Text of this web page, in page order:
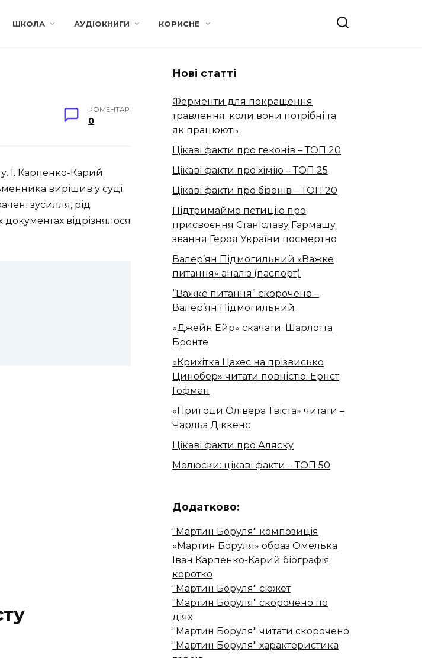
ШКОЛА АУДІОКНИГИ КОРИСНЕ
КОМЕНТАРІ
0
І. Карпенко-Карий
вирішив у суді
зусилля, рід
відрізнялося
Нові статті
Ферменти для покращення
травлення: коли вони потрібні та
як працюють
Цікаві факти про геконів – ТОП 20
Цікаві факти про хімію – ТОП 25
Цікаві факти про бізонів – ТОП 20
Підтримаймо петицію про
присвоєння Станіславу Гармашу
звання Героя України посмертно
Валер’ян Підмогильний «Важке
питання» аналіз (паспорт)
“Важке питання” скорочено –
Валер’ян Підмогильний
«Джейн Ейр» скачати. Шарлотта
Бронте
«Крихітка Цахес на прізвисько
Цинобер» читати повністю. Ернст
Гофман
«Пригоди Олівера Твіста» читати –
Чарльз Діккенс
Цікаві факти про Аляску
Молюски: цікаві факти – ТОП 50
Додатково:
"Мартин Боруля" композиція
«Мартин Боруля» образ Омелька
Іван Карпенко-Карий біографія
коротко
"Мартин Боруля" сюжет
"Мартин Боруля" скорочено по
діях
"Мартин Боруля" читати скорочено
"Мартин Боруля" характеристика